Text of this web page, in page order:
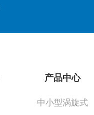
产品中心
中小型涡旋式